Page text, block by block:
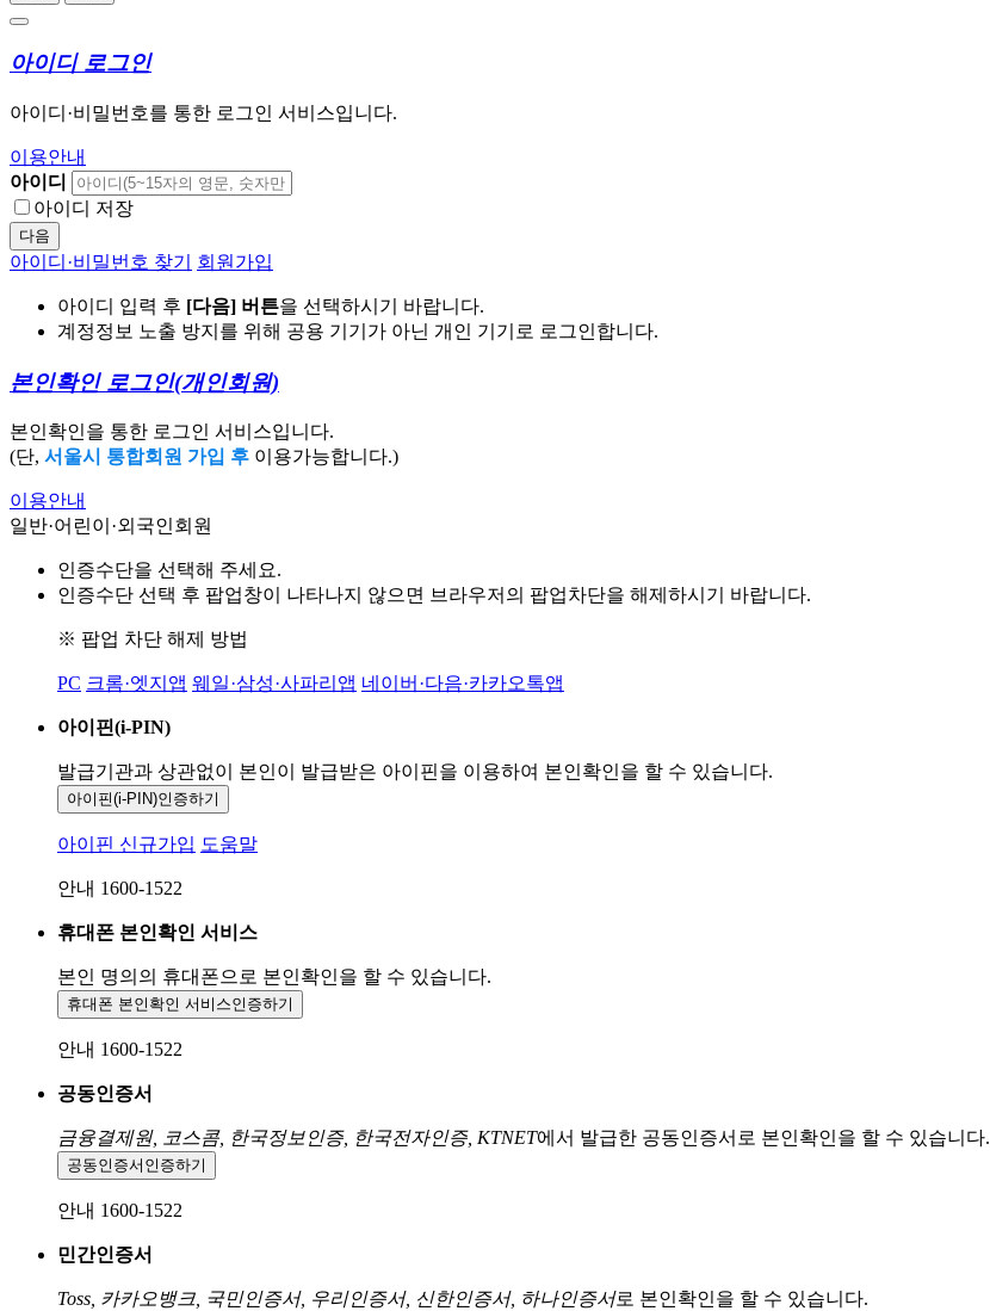
아이디 로그인
아이디·비밀번호를 통한 로그인 서비스입니다.
이용안내
아이디
아이디 저장
다음
아이디·비밀번호 찾기 회원가입
아이디 입력 후 [다음] 버튼을 선택하시기 바랍니다.
계정정보 노출 방지를 위해 공용 기기가 아닌 개인 기기로 로그인합니다.
본인확인 로그인(개인회원)
본인확인을 통한 로그인 서비스입니다.
(단, 서울시 통합회원 가입 후 이용가능합니다.)
이용안내
일반·어린이·외국인회원
인증수단을 선택해 주세요.
인증수단 선택 후 팝업창이 나타나지 않으면 브라우저의 팝업차단을 해제하시기 바랍니다.
※ 팝업 차단 해제 방법
PC 크롬·엣지앱 웨일·삼성·사파리앱 네이버·다음·카카오톡앱
아이핀(i-PIN)
발급기관과 상관없이 본인이 발급받은 아이핀을 이용하여 본인확인을 할 수 있습니다.
아이핀(i-PIN)인증하기
아이핀 신규가입 도움말
안내 1600-1522
휴대폰 본인확인 서비스
본인 명의의 휴대폰으로 본인확인을 할 수 있습니다.
휴대폰 본인확인 서비스인증하기
안내 1600-1522
공동인증서
금융결제원, 코스콤, 한국정보인증, 한국전자인증, KTNET에서 발급한 공동인증서로 본인확인을 할 수 있습니다.
공동인증서 인증하기
안내 1600-1522
민간인증서
Toss, 카카오뱅크, 국민인증서, 우리인증서, 신한인증서, 하나인증서로 본인확인을 할 수 있습니다.